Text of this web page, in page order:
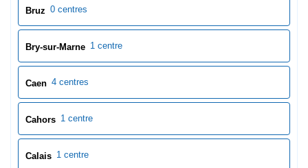
Bruz 0 centres
Bry-sur-Marne 1 centre
Caen 4 centres
Cahors 1 centre
Calais 1 centre